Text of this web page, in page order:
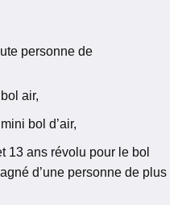
personne de
air,
bol d’air,
13 ans révolu pour le bol
d’une personne de plus